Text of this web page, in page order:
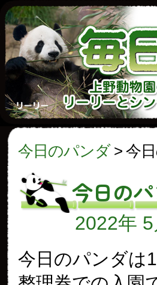
今日のパンダ> 今
今日の
2022年 5
今日のパンダは